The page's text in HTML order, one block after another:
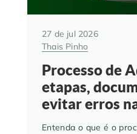
27 de jul 2026
Thais Pinho
Processo de
etapas,
evitar erros
Entenda o que é o